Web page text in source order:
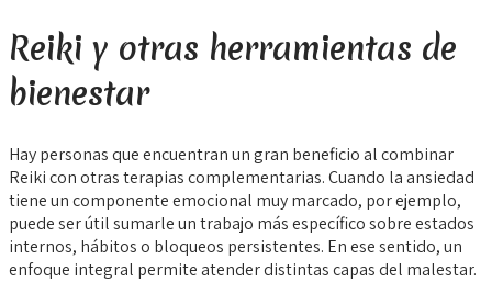
Reiki y otras herramientas de
bienestar
Hay personas que encuentran un gran beneficio al combinar
Reiki con otras terapias complementarias. Cuando la ansiedad
tiene un componente emocional muy marcado, por ejemplo,
puede ser útil sumarle un trabajo más específico sobre estados
internos, hábitos o bloqueos persistentes. En ese sentido, un
enfoque integral permite atender distintas capas del malestar.